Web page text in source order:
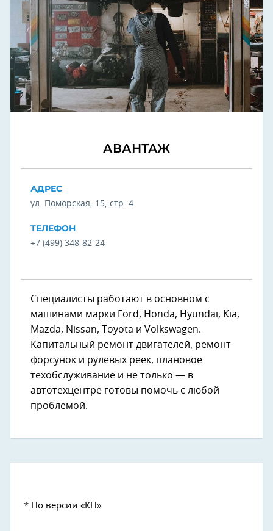
АВАНТАЖ
АДРЕС
ул. Поморская, 15, стр. 4
ТЕЛЕФОН
+7 (499) 348-82-24
Специалисты работают в основном с
машинами марки ​Ford​, Honda, ​Hyundai, ​Kia, ​
Mazda, ​Nissan, ​Toyota и ​Volkswagen.
Капитальный ремонт двигателей, ремонт
форсунок и рулевых реек, плановое
техобслуживание и не только — в
автотехцентре готовы помочь с любой
проблемой.
* По версии «КП»